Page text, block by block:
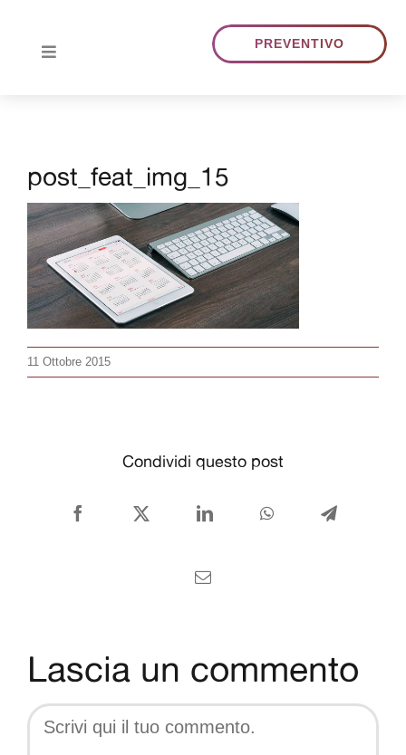
Toggle
CHI SIAMO
TRADUZIONI
PORTFOLIO
BLOG
Italiano
PREVENTIVO
post_feat_img_15
11 Ottobre 2015
Condividi questo post
FacebookX LinkedInWhatsAppTelegram
Email
Lascia un commento
Comment